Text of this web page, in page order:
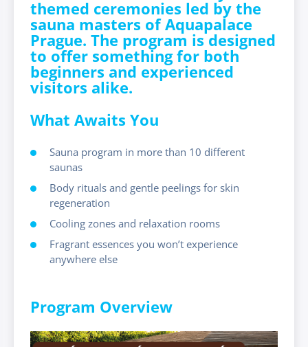
themed ceremonies led by the
sauna masters of Aquapalace
Prague. The program is designed
to offer something for both
beginners and experienced
visitors alike.
What Awaits You
Sauna program in more than 10 different
saunas
Body rituals and gentle peelings for skin
regeneration
Cooling zones and relaxation rooms
Fragrant essences you won’t experience
anywhere else
Program Overview